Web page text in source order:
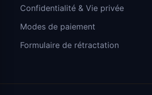
Confidentialité & Vie privée
Modes de paiement
Formulaire de rétractation